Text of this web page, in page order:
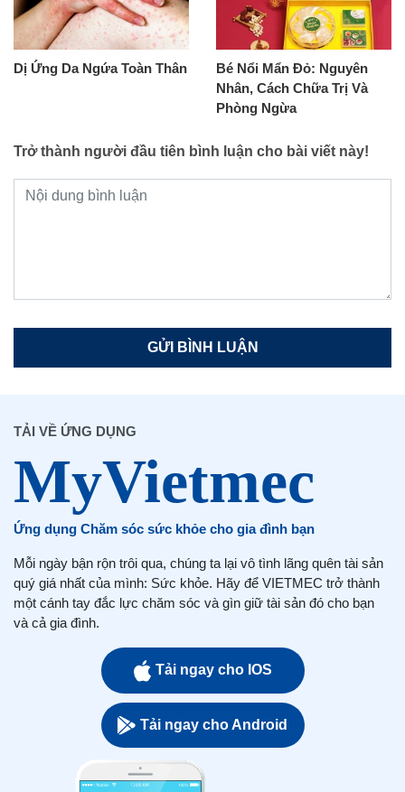
Dị Ứng Da Ngứa Toàn Thân
Bé Nổi Mẩn Đỏ: Nguyên
Nhân, Cách Chữa Trị Và
Phòng Ngừa
Trở thành người đầu tiên bình luận cho bài viết này!
TẢI VỀ ỨNG DỤNG
Ứng dụng Chăm sóc sức khỏe cho gia đình bạn
Mỗi ngày bận rộn trôi qua, chúng ta lại vô tình lãng quên tài sản
quý giá nhất của mình: Sức khỏe. Hãy để VIETMEC trở thành
một cánh tay đắc lực chăm sóc và gìn giữ tài sản đó cho bạn
và cả gia đình.
Tải ngay cho IOS
Tải ngay cho Android